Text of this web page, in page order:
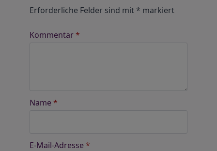
Erforderliche Felder sind mit* markiert
Kommentar*
Name *
E-Mail-Adresse *